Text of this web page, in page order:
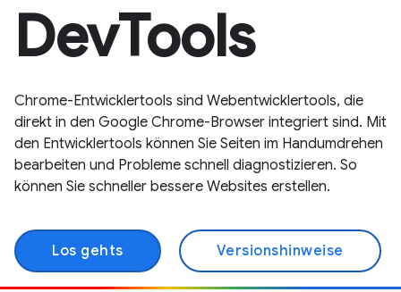
DevTools
Chrome-Entwicklertools sind Webentwicklertools, die
direkt in den Google Chrome-Browser integriert sind. Mit
den Entwicklertools können Sie Seiten im Handumdrehen
bearbeiten und Probleme schnell diagnostizieren. So
können Sie schneller bessere Websites erstellen.
Los gehts Versionshinweise